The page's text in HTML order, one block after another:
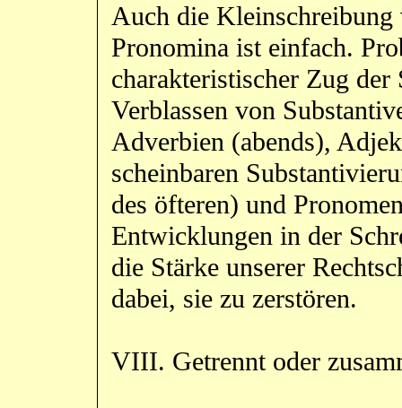
Auch die
Pronomina ist einfach.
charakteristischer Zug
Verblassen von
Adverbien (abends),
scheinbaren
des öfteren) und
Entwicklungen in der
die Stärke unserer
dabei, sie zu zerstören.
VIII. Getrennt oder